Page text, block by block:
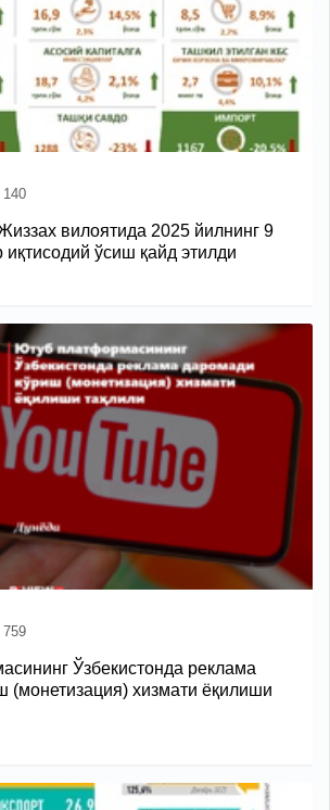
140
вилоятида 2025 йилнинг 9
ўсиш қайд этилди
759
Ўзбекистонда реклама
(монетизация) хизмати ёқилиши